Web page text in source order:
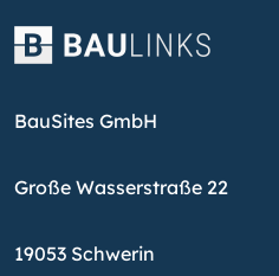
BauSites GmbH
Große Wasserstraße 22
19053 Schwerin